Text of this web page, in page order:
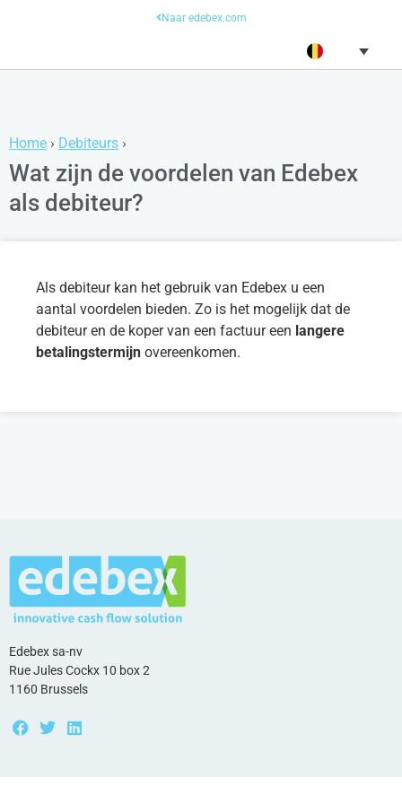
Naar edebex.com
Home › Debiteurs ›
Wat zijn de voordelen van Edebex
als debiteur?
Als debiteur kan het gebruik van Edebex u een
aantal voordelen bieden. Zo is het mogelijk dat de
debiteur en de koper van een factuur een langere
betalingstermijn overeenkomen.
Edebex sa-nv
Rue Jules Cockx 10 box 2
1160 Brussels